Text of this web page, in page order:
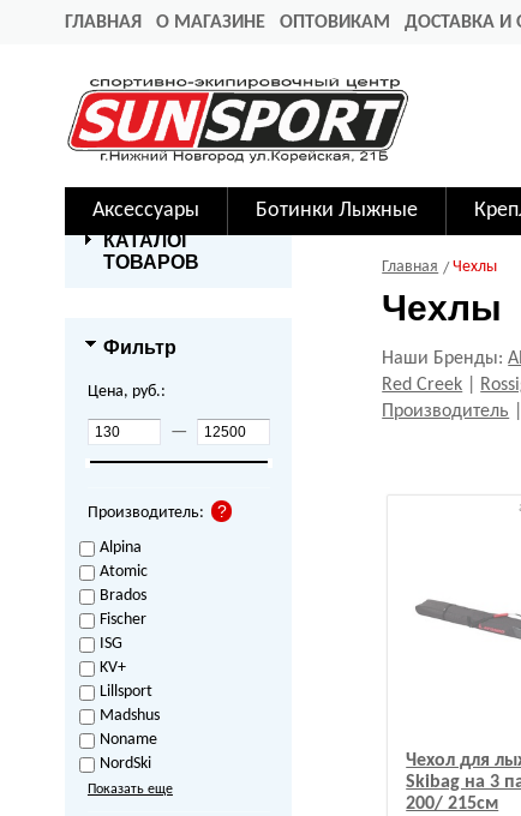
ГЛАВНАЯ О МАГАЗИНЕ ОПТОВИКАМ ДОСТАВКА И
Аксессуары Ботинки Лыжные
КАТАЛОГ
ТОВАРОВ
Фильтр
Цена, руб.:
—
Производитель:
Alpina
Atomic
Brados
Fischer
ISG
KV+
Lillsport
Madshus
Noname
NordSki
Показать еще
Главная Чехлы
Чехлы
Наши Бренды:
Red Creek
Производитель
Чехол для
Skibag на 3
200/ 215см